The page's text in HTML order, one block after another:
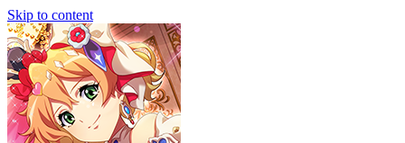
Skip to content